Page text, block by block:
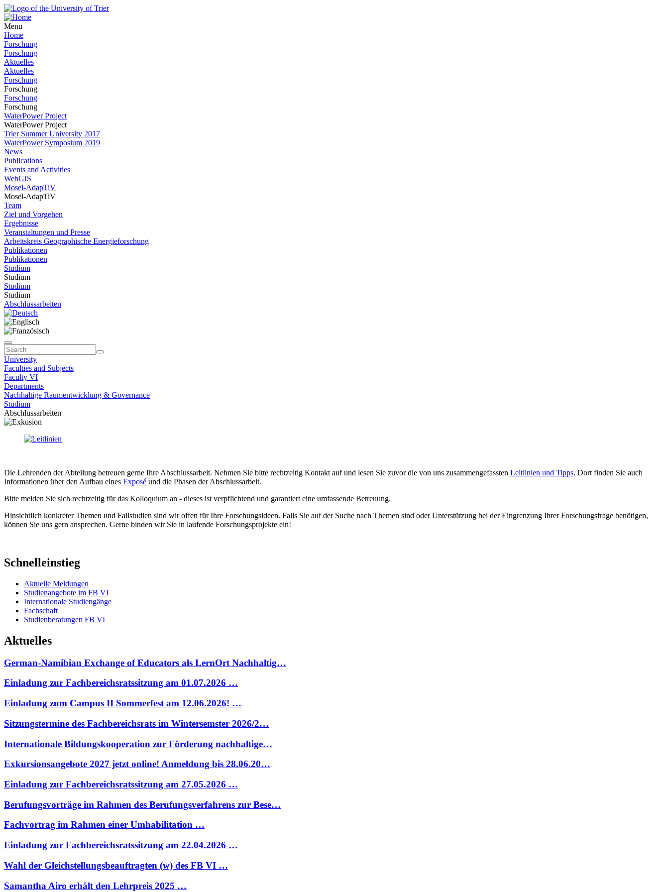
Menu
Home
Forschung
Forschung
Aktuelles
Aktuelles
Forschung
Forschung
Forschung
Forschung
WaterPower Project
WaterPower Project
Trier Summer University 2017
WaterPower Symposium 2019
News
Publications
Events and Activities
WebGIS
Mosel-AdapTiV
Mosel-AdapTiV
Team
Ziel und Vorgehen
Ergebnisse
Veranstaltungen und Presse
Arbeitskreis Geographische Energieforschung
Publikationen
Publikationen
Studium
Studium
Studium
Studium
Abschlussarbeiten
University
Faculties and Subjects
Faculty VI
Departments
Nachhaltige Raumentwicklung & Governance
Studium
Abschlussarbeiten
Die Lehrenden der Abteilung betreuen gerne Ihre Abschlussarbeit. Nehmen Sie bitte rechtzeitig Kontakt auf und lesen Sie zuvor die von uns zusammengefassten Leitlinien und Tipps. Dort finden Sie auch
Informationen über den Aufbau eines Exposé und die Phasen der Abschlussarbeit.
Bitte melden Sie sich rechtzeitig für das Kolloquium an - dieses ist verpflichtend und garantiert eine umfassende Betreuung.
Hinsichtlich konkreter Themen und Fallstudien sind wir offen für Ihre Forschungsideen. Falls Sie auf der Suche nach Themen sind oder Unterstützung bei der Eingrenzung Ihrer Forschungsfrage benötigen,
können Sie uns gern ansprechen. Gerne binden wir Sie in laufende Forschungsprojekte ein!
Schnelleinstieg
Aktuelle Meldungen
Studienangebote im FB VI
Internationale Studiengänge
Fachschaft
Studienberatungen FB VI
Aktuelles
German-Namibian Exchange of Educators als LernOrt Nachhaltig…
Einladung zur Fachbereichsratssitzung am 01.07.2026 …
Einladung zum Campus II Sommerfest am 12.06.2026! …
Sitzungstermine des Fachbereichsrats im Wintersemster 2026/2…
Internationale Bildungskooperation zur Förderung nachhaltige…
Exkursionsangebote 2027 jetzt online! Anmeldung bis 28.06.20…
Einladung zur Fachbereichsratssitzung am 27.05.2026 …
Berufungsvorträge im Rahmen des Berufungsverfahrens zur Bese…
Fachvortrag im Rahmen einer Umhabilitation …
Einladung zur Fachbereichsratssitzung am 22.04.2026 …
Wahl der Gleichstellungsbeauftragten (w) des FB VI …
Samantha Airo erhält den Lehrpreis 2025 …